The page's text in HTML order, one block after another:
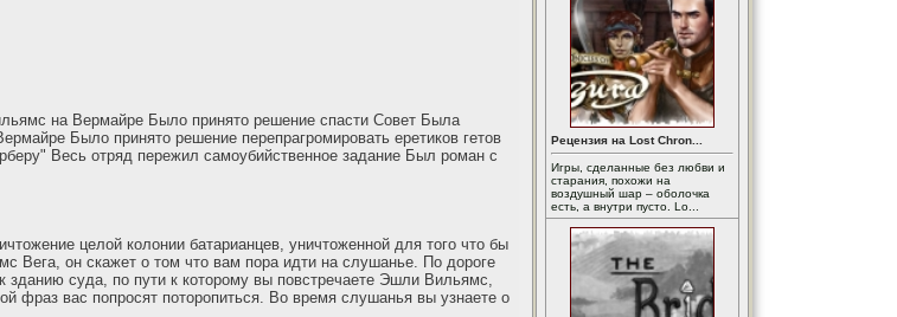
на Вермайре Было принято решение спасти Совет Была
Было принято решение перепрагромировать еретиков гетов
Весь отряд пережил самоубийственное задание Был роман с
целой колонии батарианцев, уничтоженной для того что бы
Вега, он скажет о том что вам пора идти на слушанье. По дороге
зданию суда, по пути к которому вы повстречаете Эшли Вильямс,
фраз вас попросят поторопиться. Во время слушанья вы узнаете о
Рецензия на Lost Chron...
Игры, сделанные без любви и
старания, похожи на
воздушный шар – оболочка
есть, а внутри пусто. Lo...